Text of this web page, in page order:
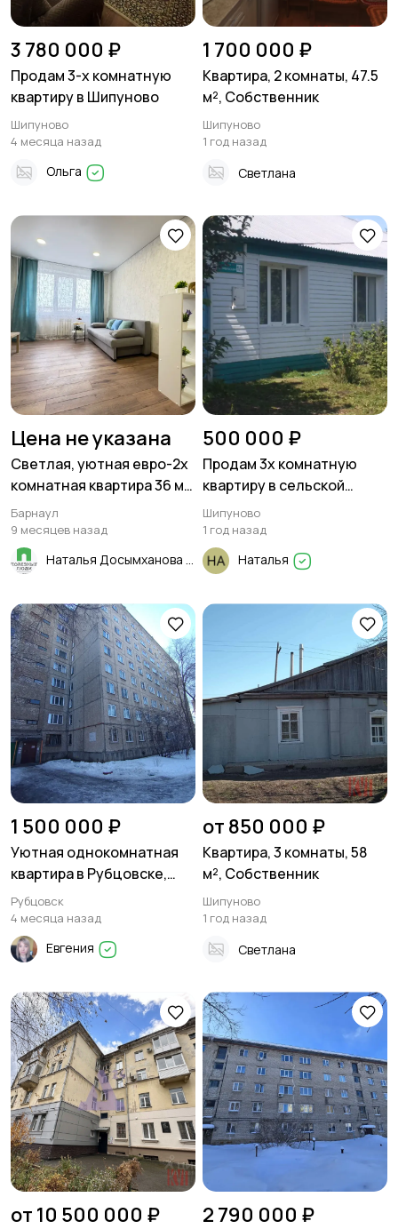
3 780 000 ₽
Продам 3-х комнатную
квартиру в Шипуново
Шипуново
4 месяца назад
Ольга
1 700 000 ₽
Квартира, 2 комнаты, 47.5
м², Собственник
Шипуново
1 год назад
Светлана
Цена не указана
Светлая, уютная евро-2х
комнатная квартира 36 м²
в Барнауле, Суворова 12 к
1
Барнаул
9 месяцев назад
Наталья Досымханова
500 000 ₽
Продам 3х комнатную
квартиру в сельской
местности
Шипуново
1 год назад
Наталья
1 500 000 ₽
Уютная однокомнатная
квартира в Рубцовске,
улица Федоренко, 26.
Рубцовск
4 месяца назад
Евгения
от 850 000 ₽
Квартира, 3 комнаты, 58
м², Собственник
Шипуново
1 год назад
Светлана
от 10 500 000 ₽ 2 790 000 ₽